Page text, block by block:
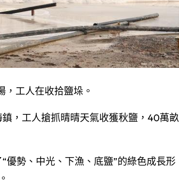
，工人在收拾鹽垛。
，工人搶抓晴晴天氣收獲秋鹽，40萬畝
優勢、中光、下漁、底鹽”的綠色成長形